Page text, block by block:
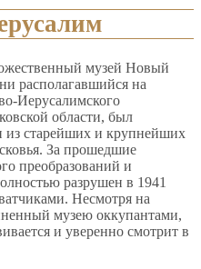
музей Новый
располагавшийся на
Иерусалимского
области, был
из старейших и крупнейших
За прошедшие
преобразований и
разрушен в 1941
Несмотря на
музею оккупантами,
и уверенно смотрит в